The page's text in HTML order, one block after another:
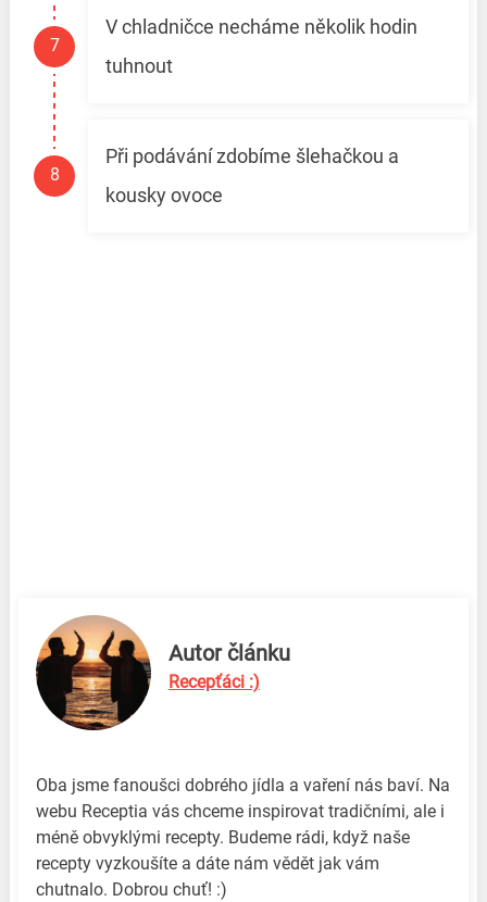
V chladničce necháme několik hodin
tuhnout
Při podávání zdobíme šlehačkou a
kousky ovoce
Autor článku
Recepťáci :)
Oba jsme fanoušci dobrého jídla a vaření nás baví. Na
webu Receptia vás chceme inspirovat tradičními, ale i
méně obvyklými recepty. Budeme rádi, když naše
recepty vyzkoušíte a dáte nám vědět jak vám
chutnalo. Dobrou chuť! :)